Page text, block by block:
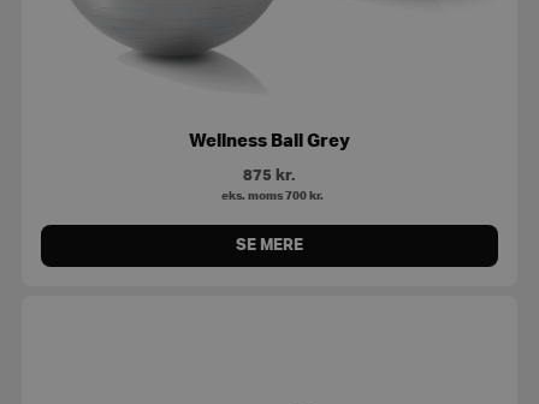
Wellness Ball Grey
875 kr.
eks. moms 700 kr.
SE MERE